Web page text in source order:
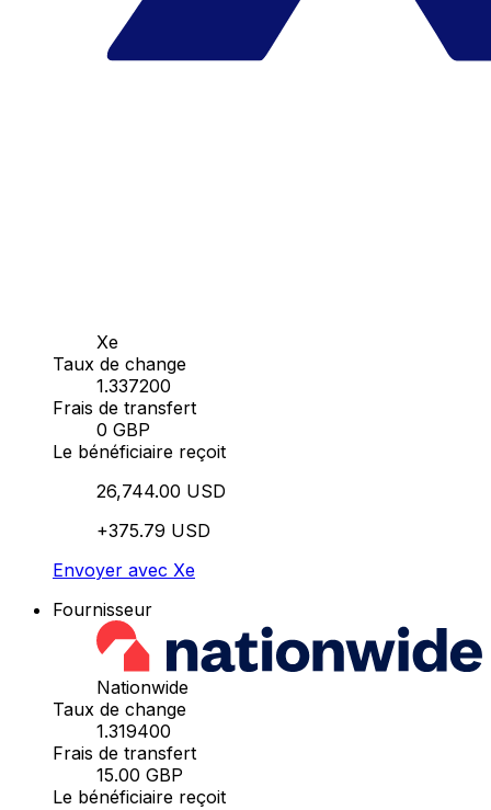
Xe
Taux de change
1.337200
Frais de transfert
0 GBP
Le bénéficiaire reçoit
26,744.00 USD
+375.79 USD
Envoyer avec Xe
Fournisseur
Nationwide
Taux de change
1.319400
Frais de transfert
15.00 GBP
Le bénéficiaire reçoit